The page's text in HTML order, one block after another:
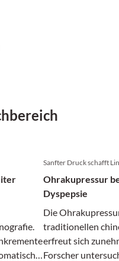
Sanfter Druck schafft
Ohrakupressur
Dyspepsie
Die
traditionellen
erfreut sich
Forscher